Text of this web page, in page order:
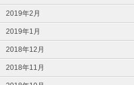
2019年2月
2019年1月
2018年12月
2018年11月